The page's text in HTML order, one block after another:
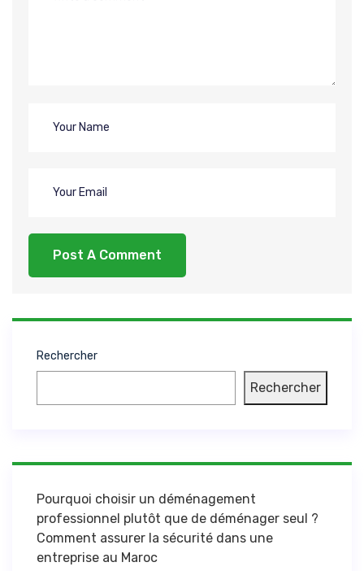
Rechercher
Rechercher
Pourquoi choisir un déménagement
professionnel plutôt que de déménager seul ?
Comment assurer la sécurité dans une
entreprise au Maroc